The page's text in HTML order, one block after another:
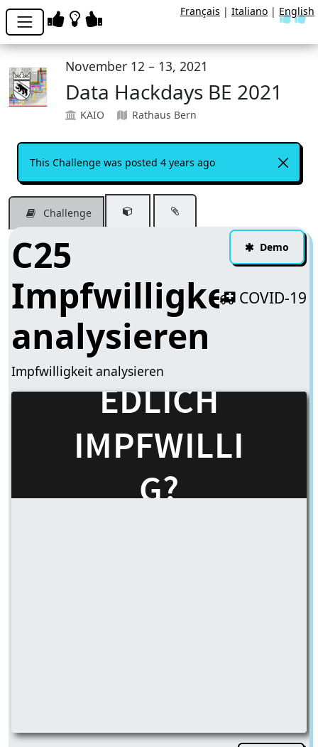
November 12 – 13, 2021
Data Hackdays BE 2021
KAIO Rathaus Bern
This Challenge was posted 4 years ago
Challenge
Demo
COVID-19
C25
Impfwilligkeit
analysieren
Impfwilligkeit analysieren
Français | Italiano | English